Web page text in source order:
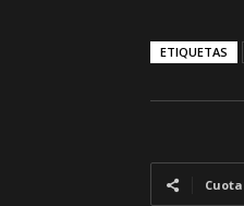
ETIQUETAS
Cuota